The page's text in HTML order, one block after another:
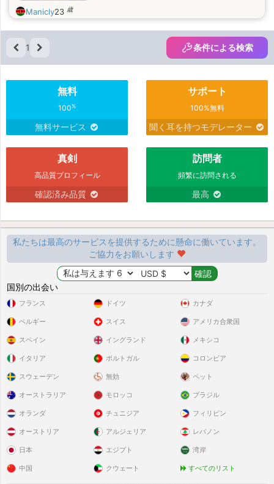
Manicly23 歳
1 条件による検索
無料
100%
無料サービス
サポート
100%無料
聞く耳を持つモデレーター
真剣
高品質プロフィール
確認済み品質
訪問者
頻繁に訪問される
最高
私たちは最高のサービスを提供するために懸命に働いています。
ご協力をお願いします
国別の出会い
フランス
ベルギー
スペイン
イタリア
スウェーデン
ドイツ
スイス
イングランド
ポルトガル
無効
カナダ
アメリカ合衆国
メキシコ
コロンビア
ペット
オーストラリア
オランダ
オーストリア
日本
中国
モロッコ
チュニジア
アルジェリア
エジプト
クウェート
ブラジル
フィリピン
レバノン
湾岸
すべてのリスト